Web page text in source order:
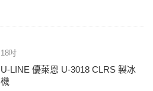
18吋
U-LINE 優萊恩 U-3018 CLRS 製冰
機